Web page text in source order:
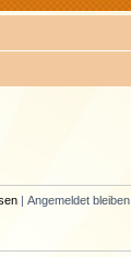
Angemeldet bleiben